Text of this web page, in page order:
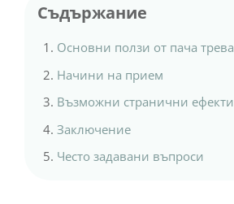
Съдържание
Основни ползи от пача трева
Начини на прием
Възможни странични ефекти
Заключение
Често задавани въпроси